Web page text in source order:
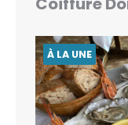
À LA UNE